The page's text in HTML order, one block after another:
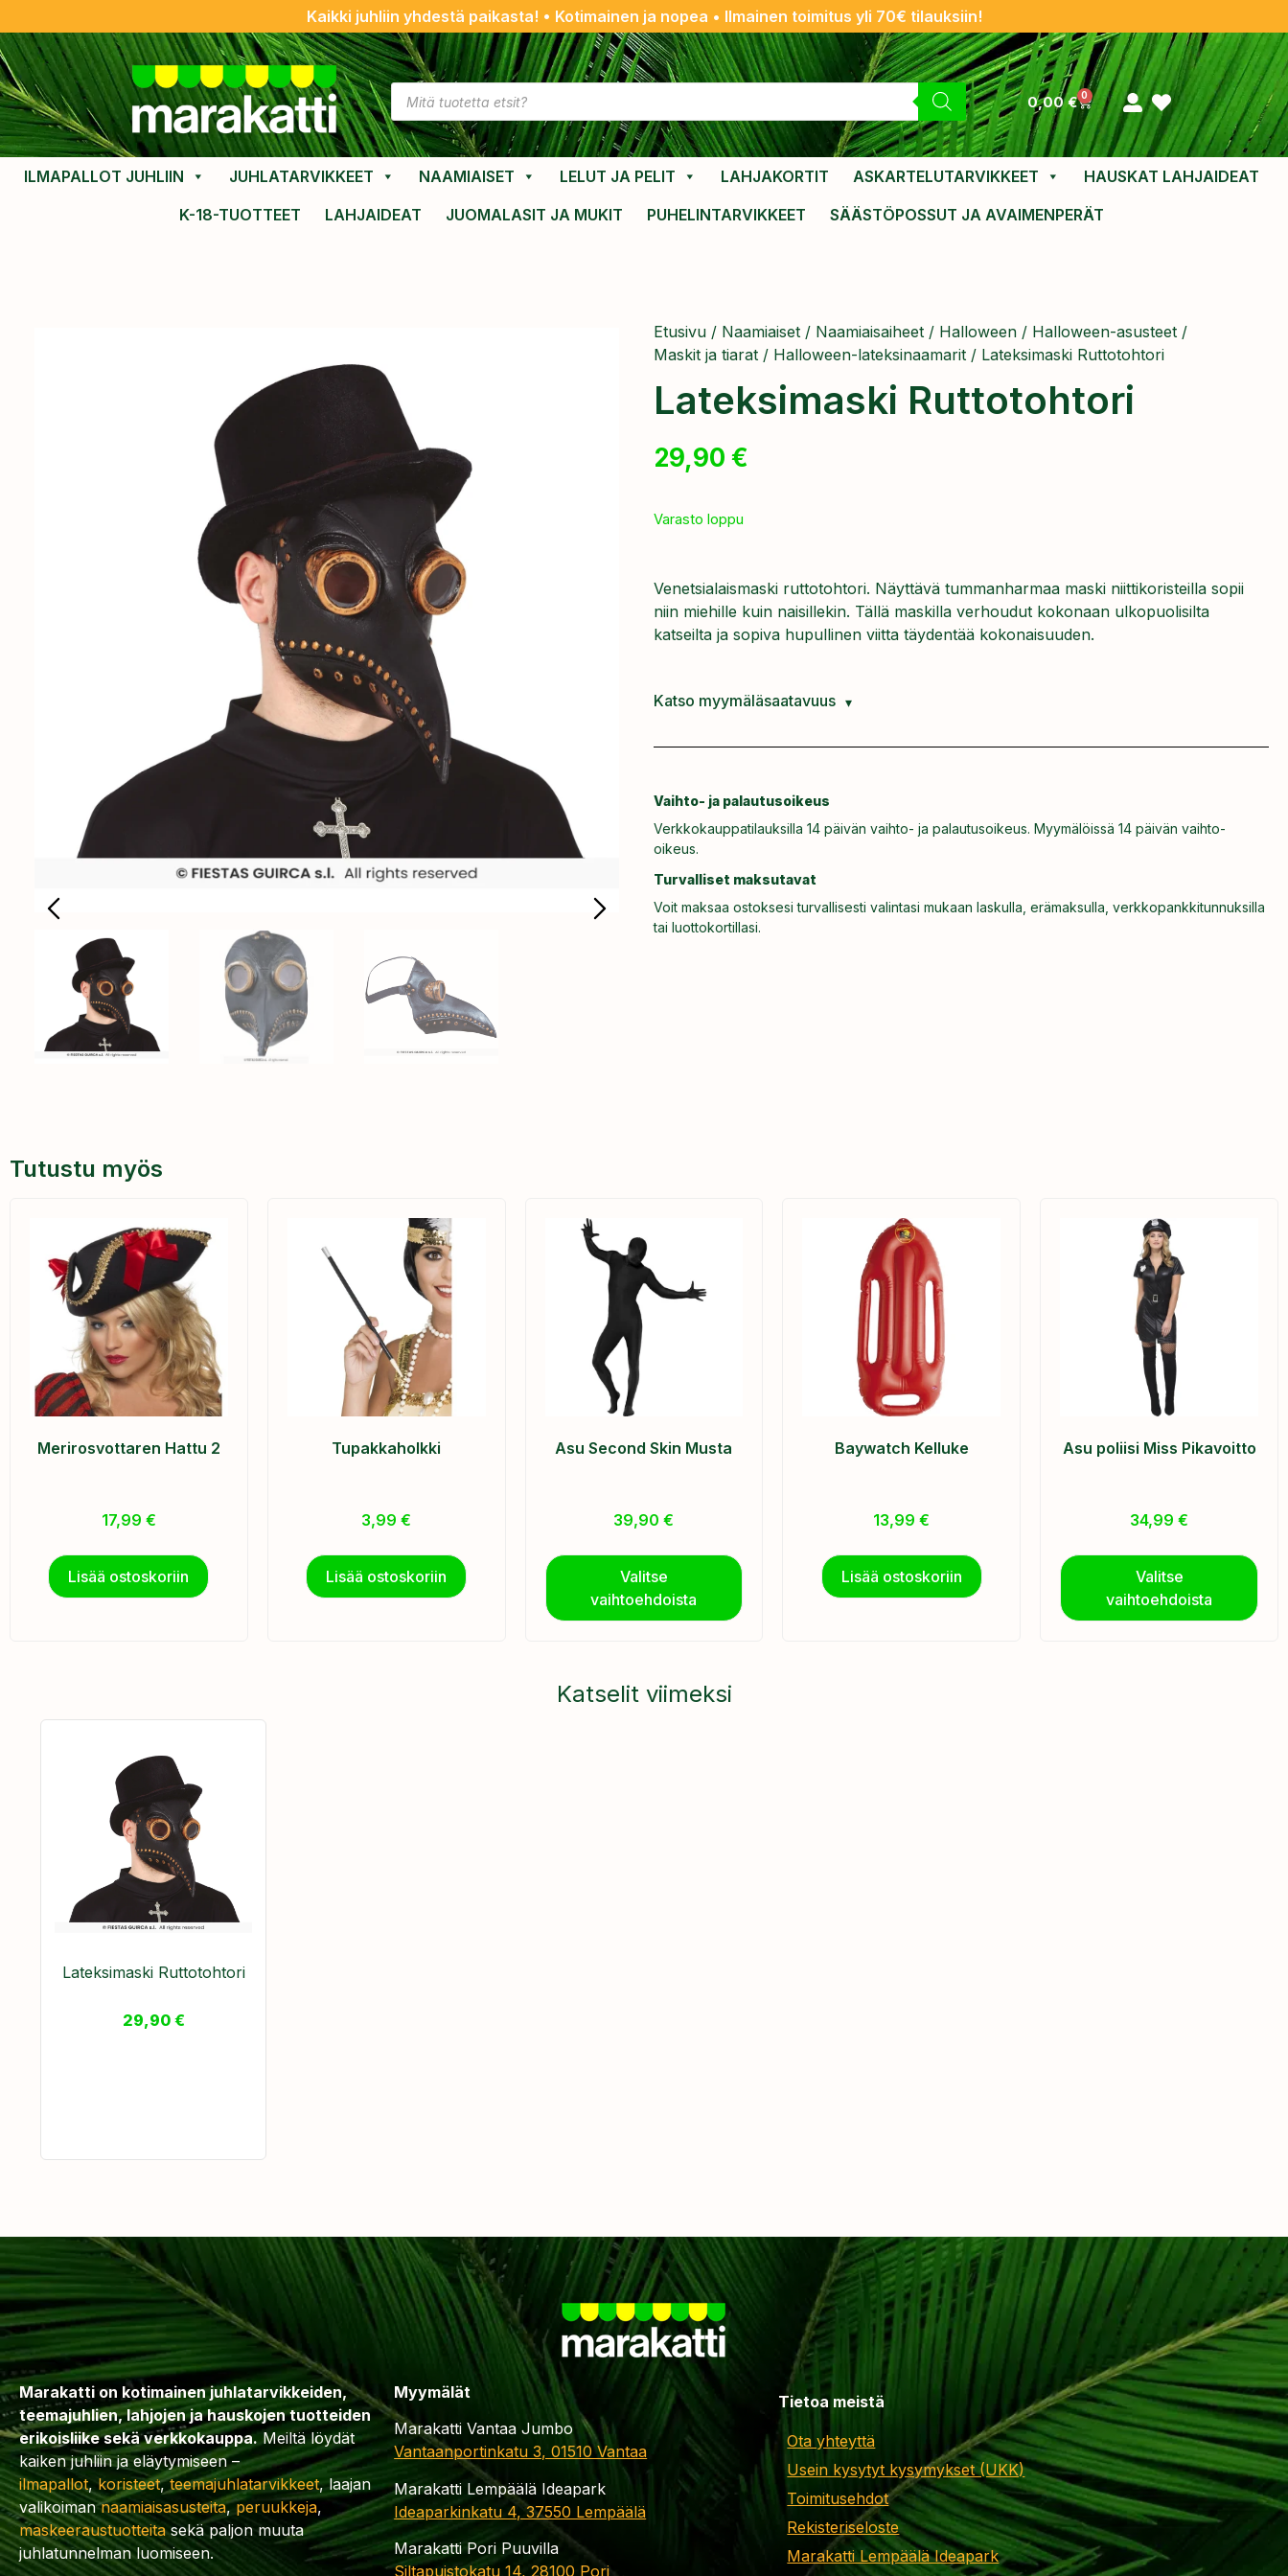
Kaikki juhliin yhdestä paikasta! • Kotimainen ja nopea • Ilmainen toimitus yli 70€ tilauksiin!
0,00€ 0
ILMAPALLOT JUHLIIN JUHLATARVIKKEET NAAMIAISET LELUT JA PELIT LAHJAKORTIT ASKARTELUTARVIKKEET
HAUSKAT LAHJAIDEAT
K-18-TUOTTEET
LAHJAIDEAT JUOMALASIT JA MUKIT PUHELINTARVIKKEET SÄÄSTÖPOSSUT JA AVAIMENPERÄT
Etusivu / Naamiaiset / Naamiaisaiheet / Halloween / Halloween-asusteet /
Maskit ja tiarat / Halloween-lateksinaamarit / Lateksimaski Ruttotohtori
Lateksimaski Ruttotohtori
29,90 €
Varasto loppu
Venetsialaismaski ruttotohtori. Näyttävä tummanharmaa maski niittikoristeilla sopii
niin miehille kuin naisillekin. Tällä maskilla verhoudut kokonaan ulkopuolisilta
katseilta ja sopiva hupullinen viitta täydentää kokonaisuuden.
Katso myymäläsaatavuus
Vaihto- ja palautusoikeus
Verkkokauppatilauksilla 14 päivän vaihto- ja palautusoikeus. Myymälöissä 14 päivän vaihto-
oikeus.
Turvalliset maksutavat
Voit maksaa ostoksesi turvallisesti valintasi mukaan laskulla, erämaksulla, verkkopankkitunnuksilla
tai luottokortillasi.
Tutustu myös
Merirosvottaren Hattu 2
17,99 €
Lisää ostoskoriin
Tupakkaholkki
3,99€
Lisää ostoskoriin
Asu Second Skin Musta
39,90€
Valitse
vaihtoehdoista
Baywatch Kelluke
13,99€
Lisää ostoskoriin
Asu poliisi Miss Pikavoitto
34,99€
Valitse
vaihtoehdoista
Katselit viimeksi
Lateksimaski Ruttotohtori
29,90 €
Marakatti on kotimainen juhlatarvikkeiden,
teemajuhlien, lahjojen ja hauskojen tuotteiden
erikoisliike sekä verkkokauppa.Meiltä löydät
kaiken juhliin ja eläytymiseen –
ilmapallot,koristeet,teemajuhlatarvikkeet, laajan
valikoimannaamiaisasusteita,peruukkeja,
maskeeraustuotteitasekä paljon muuta
juhlatunnelman luomiseen.
Myymälät
Marakatti Vantaa Jumbo
Vantaanportinkatu 3, 01510 Vantaa
Marakatti Lempäälä Ideapark
Ideaparkinkatu 4, 37550 Lempäälä
Marakatti Pori Puuvilla
Siltapuistokatu 14, 28100 Pori
Tietoa meistä
Ota yhteyttä
Usein kysytyt kysymykset (UKK)
Toimitusehdot
Rekisteriseloste
Marakatti Lempäälä Ideapark